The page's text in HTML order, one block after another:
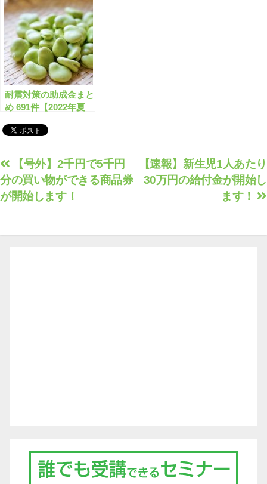
耐震対策の助成金まと
め 691件【2022年夏
断/ブロック塀除去/空
会員限定】
投
稿
ナ
ゲ
【速報】新生児1人あたり
30万円の給付金が開始し
ます！
【号外】2千円で5千円
分の買い物ができる商品券
が開始します！